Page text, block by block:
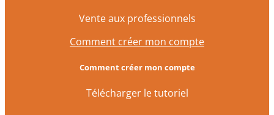
Vente aux professionnels
Comment créer mon compte
Comment créer mon compte
Télécharger le tutoriel